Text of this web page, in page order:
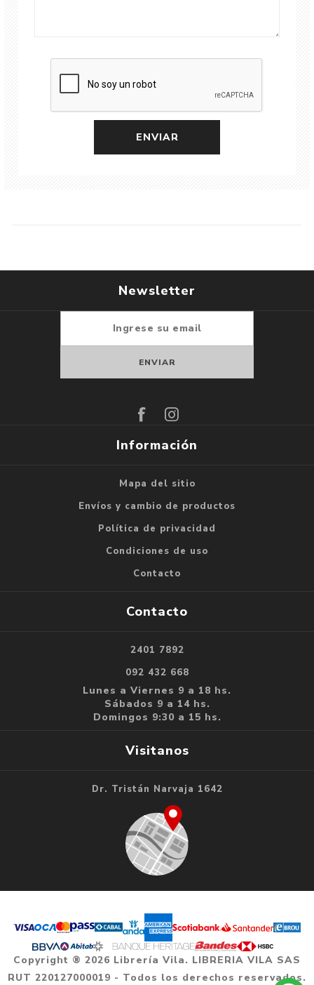
Newsletter
Información
Mapa del sitio
Envíos y cambio de productos
Política de privacidad
Condiciones de uso
Contacto
Contacto
2401 7892
092 432 668
Lunes a Viernes 9 a 18 hs.
Sábados 9 a 14 hs.
Domingos 9:30 a 15 hs.
Visitanos
Dr. Tristán Narvaja 1642
Copyright ® 2026 Librería Vila. LIBRERIA VILA SAS
RUT 220127000019 - Todos los derechos reservados.